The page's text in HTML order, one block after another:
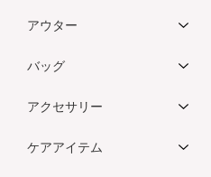
アウター
バッグ
アクセサリー
ケアアイテム